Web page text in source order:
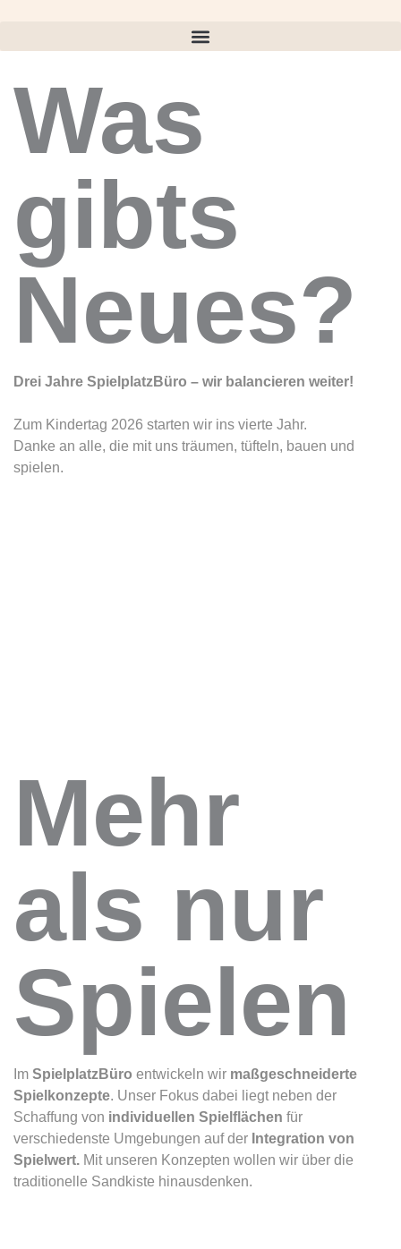
Was
gibts
Neues?
Drei Jahre SpielplatzBüro – wir balancieren weiter!
Zum Kindertag 2026 starten wir ins vierte Jahr.
Danke an alle, die mit uns träumen, tüfteln, bauen und
spielen.
Mehr
als nur
Spielen
Im SpielplatzBüro entwickeln wir maßgeschneiderte
Spielkonzepte. Unser Fokus dabei liegt neben der
Schaffung von individuellen Spielflächen für
verschiedenste Umgebungen auf der Integration von
Spielwert. Mit unseren Konzepten wollen wir über die
traditionelle Sandkiste hinausdenken.